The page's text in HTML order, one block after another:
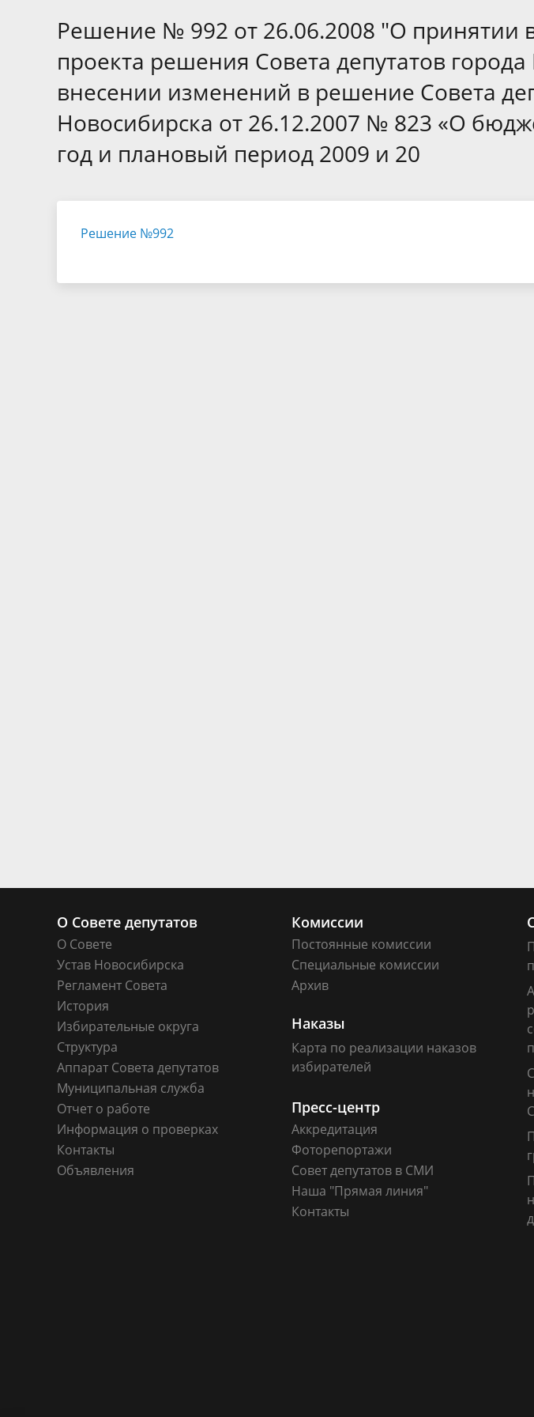
Отчет о работе
Информация о проверках
депутатов предыдущих созывов
муниципальной службы
фактах коррупции
Решение № 992 от 26.06.2008 "О принятии
проекта решения Совета депутатов
внесении изменений в решение Совета
Новосибирска от 26.12.2007 № 823 «О
год и плановый период 2009 и 20
Решение №992
О Совете депутатов
О Совете
Устав Новосибирска
Регламент Совета
История
Избирательные округа
Структура
Аппарат Совета депутатов
Муниципальная служба
Отчет о работе
Информация о проверках
Контакты
Объявления
Комиссии
Постоянные комиссии
Специальные комиссии
Архив
Наказы
Карта по реализации наказов
избирателей
Пресс-центр
Аккредитация
Фоторепортажи
Совет депутатов в СМИ
Наша "Прямая линия"
Контакты